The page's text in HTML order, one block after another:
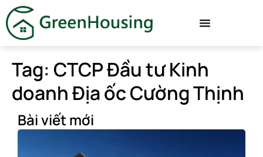
Tag: CTCP Đầu tư Kinh
doanh Địa ốc Cường Thịnh
Bài viết mới